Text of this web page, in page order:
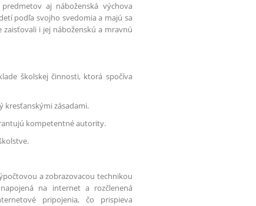
aj náboženská výchova
podľa svojho svedomia a majú sa
i jej náboženskú a mravnú
školskej činnosti, ktorá spočíva
zásadami.
kompetentné autority.
a zobrazovacou technikou
na internet a rozčlenená
pripojenia, čo prispieva